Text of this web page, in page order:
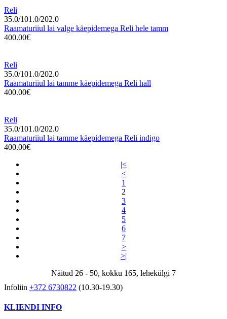
Reli
35.0/101.0/202.0
Raamaturiiul lai valge käepidemega Reli hele tamm
400.00€
Reli
35.0/101.0/202.0
Raamaturiiul lai tamme käepidemega Reli hall
400.00€
Reli
35.0/101.0/202.0
Raamaturiiul lai tamme käepidemega Reli indigo
400.00€
|<
<
1
2
3
4
5
6
7
>
>|
Näitud 26 - 50, kokku 165, lehekülgi 7
Infoliin +372 6730822 (10.30-19.30)
KLIENDI INFO